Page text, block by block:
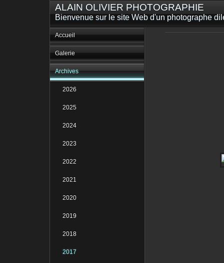
ALAIN OLIVIER PHOTOGRAPHIE
Bienvenue sur le site Web d'un photographe
Accueil
Galerie
Archives
2026
2025
2024
2023
2022
2021
2020
2019
2018
2017